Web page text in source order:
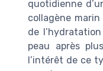
quotidienne
collagène
de
peau après
l’intérêt de ce